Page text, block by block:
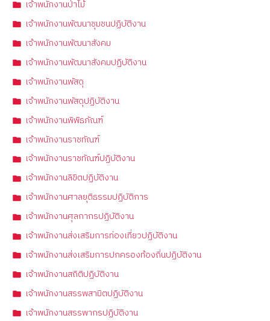
เจ้าพนักงานป่าไม้
เจ้าพนักงานพัฒนาชุมชนปฏิบัติงาน
เจ้าพนักงานพัฒนาสังคม
เจ้าพนักงานพัฒนาสังคมปฏิบัติงาน
เจ้าพนักงานพัสดุ
เจ้าพนักงานพัสดุปฏิบัติงาน
เจ้าพนักงานพิพิธภัณฑ์
เจ้าพนักงานราชทัณฑ์
เจ้าพนักงานราชทัณฑ์ปฏิบัติงาน
เจ้าพนักงานลิขิตปฏิบัติงาน
เจ้าพนักงานศาลยุติธรรมปฏิบัติการ
เจ้าพนักงานศุลกากรปฏิบัติงาน
เจ้าพนักงานส่งเสริมการท่องเที่ยวปฏิบัติงาน
เจ้าพนักงานส่งเสริมการปกครองท้องถิ่นปฏิบัติงาน
เจ้าพนักงานสถิติปฏิบัติงาน
เจ้าพนักงานสรรพสามิตปฏิบัติงาน
เจ้าพนักงานสรรพากรปฏิบัติงาน